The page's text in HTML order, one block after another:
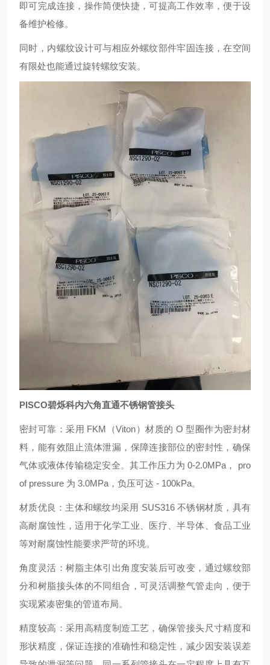
即可完成连接，操作简便快捷，可提高工作效率，便于设
备维护检修。
同时，内螺纹设计可与相应外螺纹部件牢固连接，在空间
有限处也能通过旋转螺纹安装。
PISCO碧烁科内六角直通不锈钢管接头
密封可靠：采用 FKM（Viton）材质的 O 型圈作为密封材
料，能有效阻止流体泄漏，保障连接部位的密封性，确保
气体或液体传输稳定安全。其工作压力为 0-2.0MPa， pro
of pressure 为 3.0MPa，负压可达 - 100kPa。
材质优良：主体和螺纹均采用 SUS316 不锈钢材质，具有
高耐腐蚀性，适用于化学工业、医疗、半导体、食品工业
等对耐腐蚀性能要求严苛的环境。
角度灵活：树脂主体引出角度安装后可改变，通过螺纹部
分和树脂接头体的不同组合，可灵活调整气管走向，便于
实现紧凑密集的管道布局。
精度较高：采用高精度制造工艺，确保管接头尺寸精度和
形状精度，保证连接的准确性和稳定性，减少因安装误差